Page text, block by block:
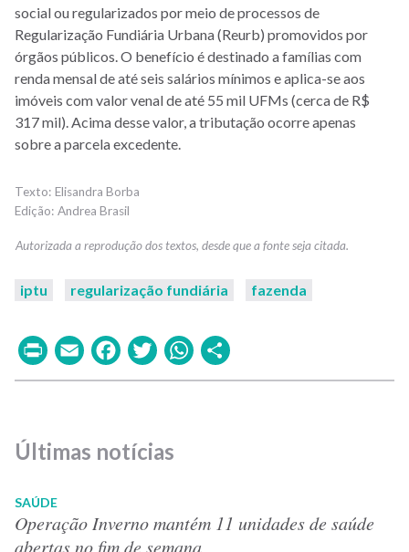
social ou regularizados por meio de processos de
Regularização Fundiária Urbana (Reurb) promovidos por
órgãos públicos. O benefício é destinado a famílias com
renda mensal de até seis salários mínimos e aplica-se aos
imóveis com valor venal de até 55 mil UFMs (cerca de R$
317 mil). Acima desse valor, a tributação ocorre apenas
sobre a parcela excedente.
Elisandra Borba
Andrea Brasil
iptu regularização fundiária fazenda
PrintEmailFacebook
TwitterWhatsApp
Últimas notícias
SAÚDE
Operação Inverno mantém 11 unidades de saúde
abertas no fim de semana